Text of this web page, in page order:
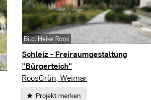
Schleiz - Freiraumgestaltung
"Bürgerteich"
Schleiz
RoosGrün, Weimar
Projekt merken
Bild: Heike Roos